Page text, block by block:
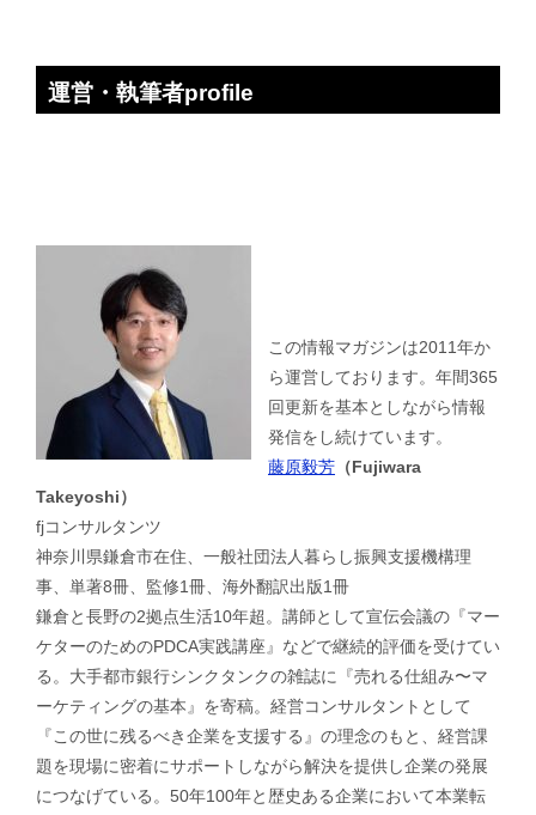
運営・執筆者profile
この情報マガジンは2011年か
ら運営しております。年間365
回更新を基本としながら情報
発信をし続けています。
藤原毅芳 （Fujiwara
Takeyoshi）
fjコンサルタンツ
神奈川県鎌倉市在住、一般社団法人暮らし振興支援機構理
事、単著8冊、監修1冊、海外翻訳出版1冊
鎌倉と長野の2拠点生活10年超。講師として宣伝会議の『マー
ケターのためのPDCA実践講座』などで継続的評価を受けてい
る。大手都市銀行シンクタンクの雑誌に『売れる仕組み〜マ
ーケティングの基本』を寄稿。経営コンサルタントとして
『この世に残るべき企業を支援する』の理念のもと、経営課
題を現場に密着にサポートしながら解決を提供し企業の発展
につなげている。50年100年と歴史ある企業において本業転